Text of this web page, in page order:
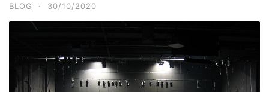
BLOG · 30/10/2020